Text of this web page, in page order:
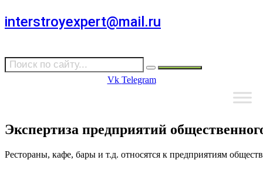
interstroyexpert@mail.ru
Vk Telegram
Экспертиза предприятий
Рестораны, кафе, бары и т.д. относятся к предприятиям